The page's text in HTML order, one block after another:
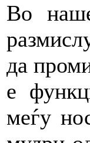
Во
да
е
меѓу